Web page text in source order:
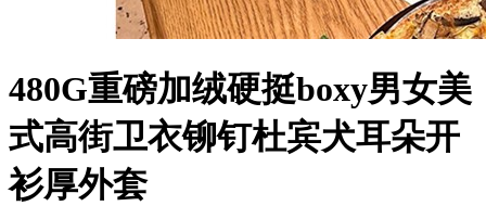
480G重磅加绒硬挺boxy男女美
式高街卫衣铆钉杜宾犬耳朵开
衫厚外套